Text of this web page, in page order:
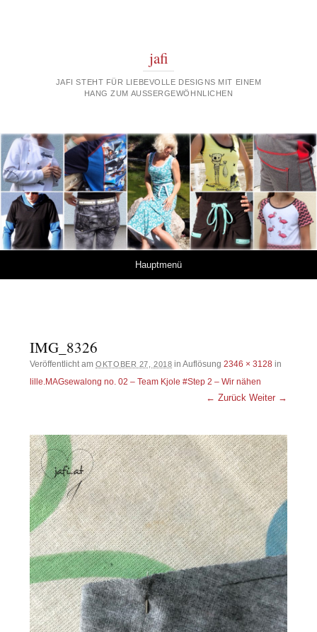
jafi
JAFI STEHT FÜR LIEBEVOLLE DESIGNS MIT EINEM
HANG ZUM AUSSERGEWÖHNLICHEN
Hauptmenü
IMG_8326
Veröffentlicht amOKTOBER 27, 2018 in Auflösung2346 × 3128 in
lille.MAGsewalong no. 02 – Team Kjole #Step 2 – Wir nähen
← Zurück Weiter →